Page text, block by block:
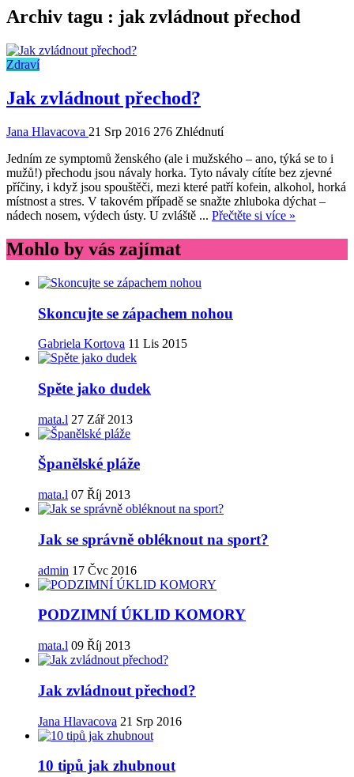
Archiv tagu : jak zvládnout přechod
Zdraví
Jak zvládnout přechod?
Jana Hlavacova 21 Srp 2016 276 Zhlédnutí
Jedním ze symptomů ženského (ale i mužského – ano, týká se to i
mužů!) přechodu jsou návaly horka. Tyto návaly cítíte bez zjevné
příčiny, i když jsou spouštěči, mezi které patří kofein, alkohol, horká
místnost a stres. V takovém případě se snažte zhluboka dýchat –
nádech nosem, výdech ústy. U zvláště ... Přečtěte si více »
Mohlo by vás zajímat
Skoncujte se zápachem nohou
Gabriela Kortova 11 Lis 2015
Spěte jako dudek
mata.l 27 Zář 2013
Španělské pláže
mata.l 07 Říj 2013
Jak se správně obléknout na sport?
admin 17 Čvc 2016
PODZIMNÍ ÚKLID KOMORY
mata.l 09 Říj 2013
Jak zvládnout přechod?
Jana Hlavacova 21 Srp 2016
10 tipů jak zhubnout